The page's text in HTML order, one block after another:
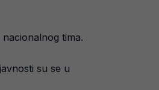
tima.
su se u